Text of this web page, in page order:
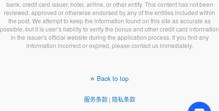
bank, credit card issuer, hotel, airline, or other entity. This content has not been
reviewed, approved or otherwise endorsed by any of the entities included within
the post. We attempt to keep the information found on this site as accurate as
possible, but it is user’s liability to verify the bonus and other credit card information
in the issuer's official website during the application process. If you find any
information incorrect or expired, please contact us immediately.
Back to top
服务条款| 隐私条款